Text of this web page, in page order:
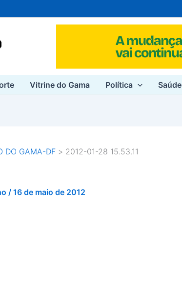
Vitrine do Gama Política Saúde
DO GAMA-DF 2012-01-28 15.53.11
/ 16 de maio de 2012